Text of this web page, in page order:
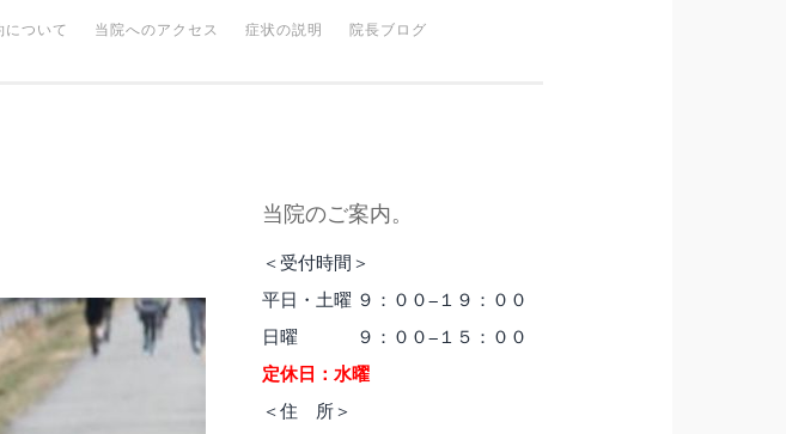
について 当院へのアクセス 症状の説明 院長ブログ
当院のご案内。
＜受付時間＞
平日・土曜 ９：００−１９：００
日曜 ９：００−１５：００
定休日：水曜
＜住 所＞